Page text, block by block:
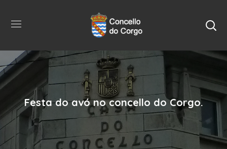
Festa do avó no concello do Corgo.